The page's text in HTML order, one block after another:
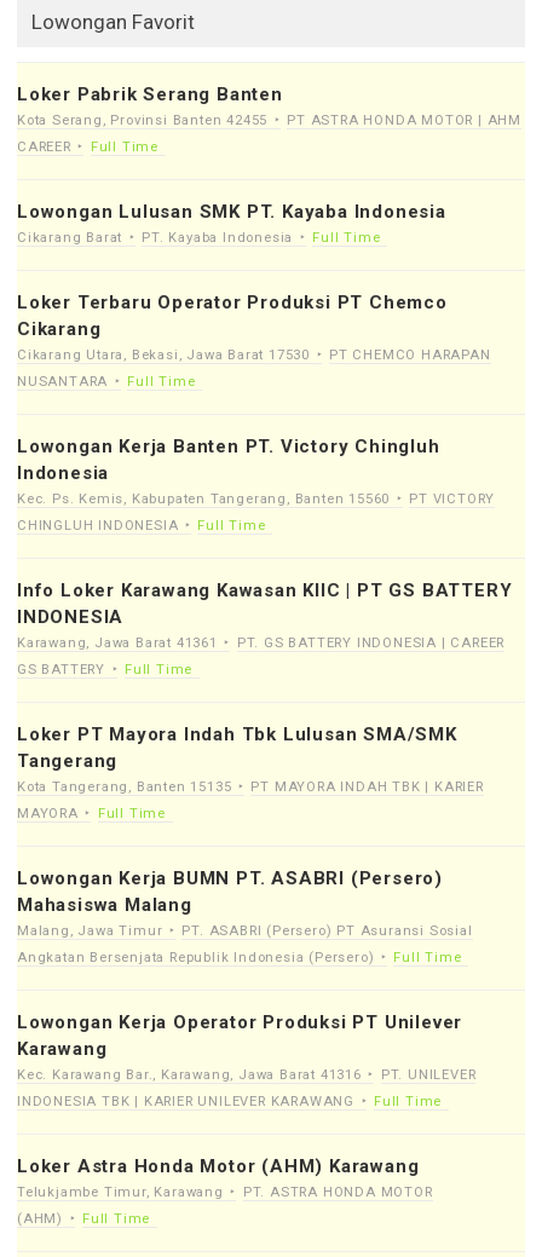
Lowongan Favorit
Loker Pabrik Serang Banten
Kota Serang, Provinsi Banten 42455
PT ASTRA HONDA MOTOR | AHM
CAREER
Full Time
Lowongan Lulusan SMK PT. Kayaba Indonesia
Cikarang Barat PT. Kayaba Indonesia Full Time
Loker Terbaru Operator Produksi PT Chemco
Cikarang
Cikarang Utara, Bekasi, Jawa Barat 17530
PT CHEMCO HARAPAN
NUSANTARA
Full Time
Lowongan Kerja Banten PT. Victory Chingluh
Indonesia
Kec. Ps. Kemis, Kabupaten Tangerang, Banten 15560
PT VICTORY
CHINGLUH INDONESIA
Full Time
Info Loker Karawang Kawasan KIIC | PT GS BATTERY
INDONESIA
Karawang, Jawa Barat 41361
PT. GS BATTERY INDONESIA | CAREER
GS BATTERY
Full Time
Loker PT Mayora Indah Tbk Lulusan SMA/SMK
Tangerang
Kota Tangerang, Banten 15135
PT MAYORA INDAH TBK | KARIER
MAYORA
Full Time
Lowongan Kerja BUMN PT. ASABRI (Persero)
Mahasiswa Malang
Malang, Jawa Timur
PT. ASABRI (Persero) PT Asuransi Sosial
Angkatan Bersenjata Republik Indonesia (Persero)
Full Time
Lowongan Kerja Operator Produksi PT Unilever
Karawang
Kec. Karawang Bar., Karawang, Jawa Barat 41316
PT. UNILEVER
INDONESIA TBK | KARIER UNILEVER KARAWANG
Full Time
Loker Astra Honda Motor (AHM) Karawang
Telukjambe Timur, Karawang
PT. ASTRA HONDA MOTOR
(AHM)
Full Time